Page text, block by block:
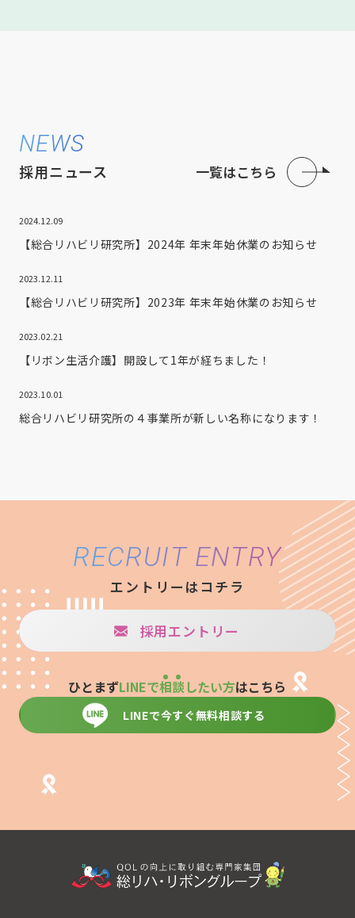
NEWS
採用ニュース 一覧はこちら
2024.12.09
【総合リハビリ研究所】2024年 年末年始休業のお知らせ
2023.12.11
【総合リハビリ研究所】2023年 年末年始休業のお知らせ
2023.02.21
【リボン生活介護】開設して1年が経ちました！
2023.10.01
総合リハビリ研究所の４事業所が新しい名称になります！
RECRUIT ENTRY
エントリーはコチラ
採用エントリー
ひとまずLINEで相談したい方はこちら
LINEで今すぐ無料相談する